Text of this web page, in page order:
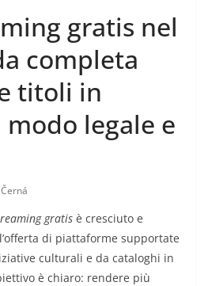
gratis nel
completa
titoli in
legale e
gratis è cresciuto e
di piattaforme supportate
culturali e da cataloghi in
è chiaro: rendere più